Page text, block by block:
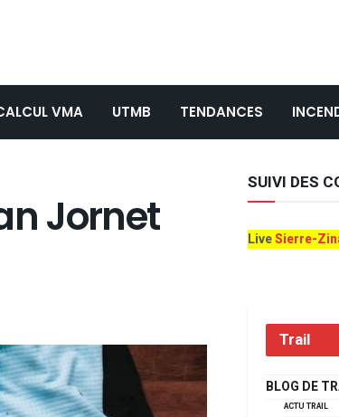
VMA UTMB TENDANCES
Jornet
SUIVI DES
LiveSierre-
Trail
BLOG DE
ACTU TRAIL